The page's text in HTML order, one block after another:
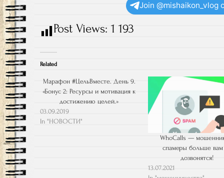
Join @mishaikon_vlog
Post Views: 1 193
Related
Марафон #ЦельВместе. День 9.
«Бонус 2: Ресурсы и мотивация к
достижению целей.»
03.09.2019
In "НОВОСТИ"
WhoCalls —
спамеры больше
дозвонятся!
13.07.2021